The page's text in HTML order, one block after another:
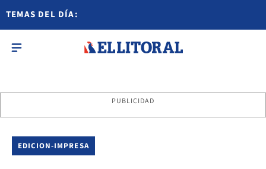
TEMAS DEL DÍA:
PUBLICIDAD
EDICION-IMPRESA